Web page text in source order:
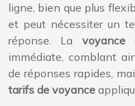
ligne, bien que plus
et peut nécessiter un
réponse. La
immédiate, comblant
de réponses rapides,
tarifs de voyance